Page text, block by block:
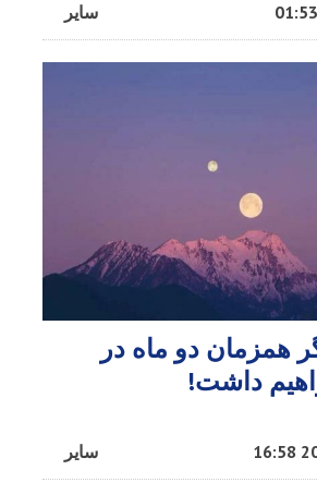
سایر
همزمان دو ماه در
داشت!
سایر